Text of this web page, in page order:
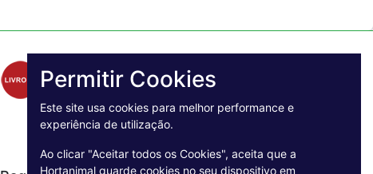
Permitir Cookies
Este site usa cookies para melhor performance e
experiência de utilização.
Ao clicar "Aceitar todos os Cookies", aceita que a
Hortanimal guarde cookies no seu dispositivo em